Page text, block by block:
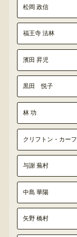
松岡 政信
福王寺 法林
濱田 昇児
黒田 悦子
林 功
クリフトン・カーフ
与謝 蕪村
中島 華陽
矢野 橋村